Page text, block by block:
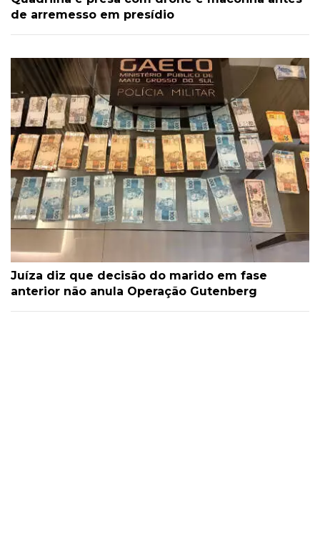
de arremesso em presídio
Juíza diz que decisão do marido em fase
anterior não anula Operação Gutenberg